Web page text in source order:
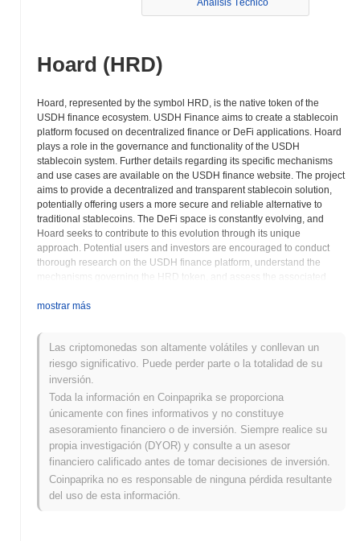
Análisis Técnico
Hoard (HRD)
Hoard, represented by the symbol HRD, is the native token of the
USDH finance ecosystem. USDH Finance aims to create a stablecoin
platform focused on decentralized finance or DeFi applications. Hoard
plays a role in the governance and functionality of the USDH
stablecoin system. Further details regarding its specific mechanisms
and use cases are available on the USDH finance website. The project
aims to provide a decentralized and transparent stablecoin solution,
potentially offering users a more secure and reliable alternative to
traditional stablecoins. The DeFi space is constantly evolving, and
Hoard seeks to contribute to this evolution through its unique
approach. Potential users and investors are encouraged to conduct
thorough research on the USDH finance platform, understand the
mechanisms governing the HRD token, and assess the associated
whitepaper and community forums will aid in making an informed
finance landscape. The project emphasizes stability and utility within
the DeFi realm, striving to provide a robust and user-friendly
experience. Understanding the nuances of the USDH finance
ecosystem is crucial before engaging with the HRD token. Its value
and utility are intrinsically tied to the success and adoption of the
broader platform. Continued monitoring of project developments and
announcements is recommended to stay abreast of any changes or
updates.
Hoard (HRD) FAQ – Métricas Clave y
Perspectivas del Mercado
mostrar más
Las criptomonedas son altamente volátiles y conllevan un
riesgo significativo. Puede perder parte o la totalidad de su
inversión.
Toda la información en Coinpaprika se proporciona
únicamente con fines informativos y no constituye
asesoramiento financiero o de inversión. Siempre realice su
propia investigación (DYOR) y consulte a un asesor
financiero calificado antes de tomar decisiones de inversión.
Coinpaprika no es responsable de ninguna pérdida resultante
del uso de esta información.